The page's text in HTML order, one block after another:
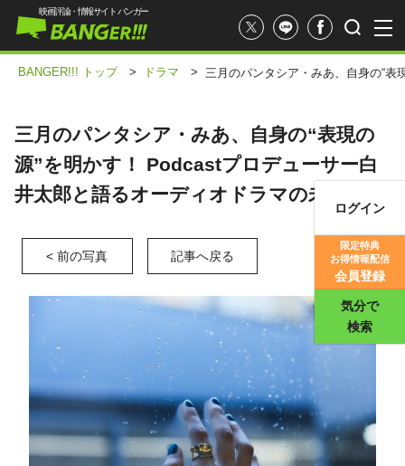
映画評価
映画評論・情報サイト バンガー
ログイン
限定特典
お得情報配信
会員登録
気分で
検索
BANGER!!! トップ > ドラマ > 三月のパンタシア・みあ、自身の“
三月のパンタシア・みあ、自身の“表現の
源”を明かす！ Podcastプロデューサー白
井太郎と語るオーディオドラマの未来
< 前の写真 記事へ戻る